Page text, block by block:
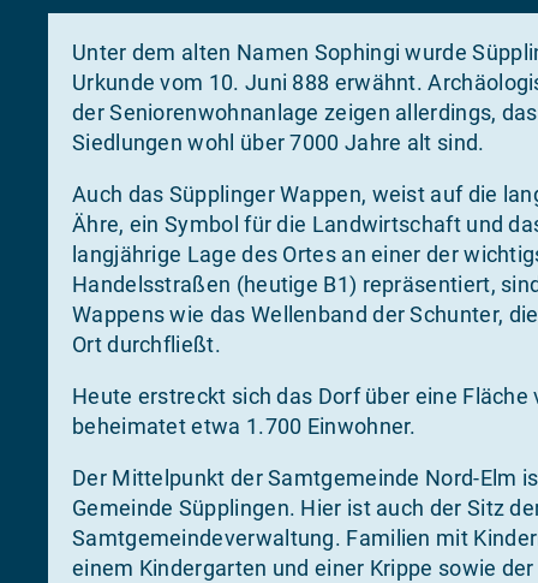
Unter dem alten Namen Sophingi wurde
Urkunde vom 10. Juni 888 erwähnt.
der Seniorenwohnanlage zeigen allerdings,
Siedlungen wohl über 7000 Jahre alt sind.
Auch das Süpplinger Wappen, weist auf die
Ähre, ein Symbol für die Landwirtschaft und
langjährige Lage des Ortes an einer der
Handelsstraßen (heutige B1) repräsentiert,
Wappens wie das Wellenband der Schunter,
Ort durchfließt.
Heute erstreckt sich das Dorf über eine Fläche
beheimatet etwa 1.700 Einwohner.
Der Mittelpunkt der Samtgemeinde Nord-Elm
Gemeinde Süpplingen. Hier ist auch der Sitz
Samtgemeindeverwaltung. Familien mit
einem Kindergarten und einer Krippe sowie